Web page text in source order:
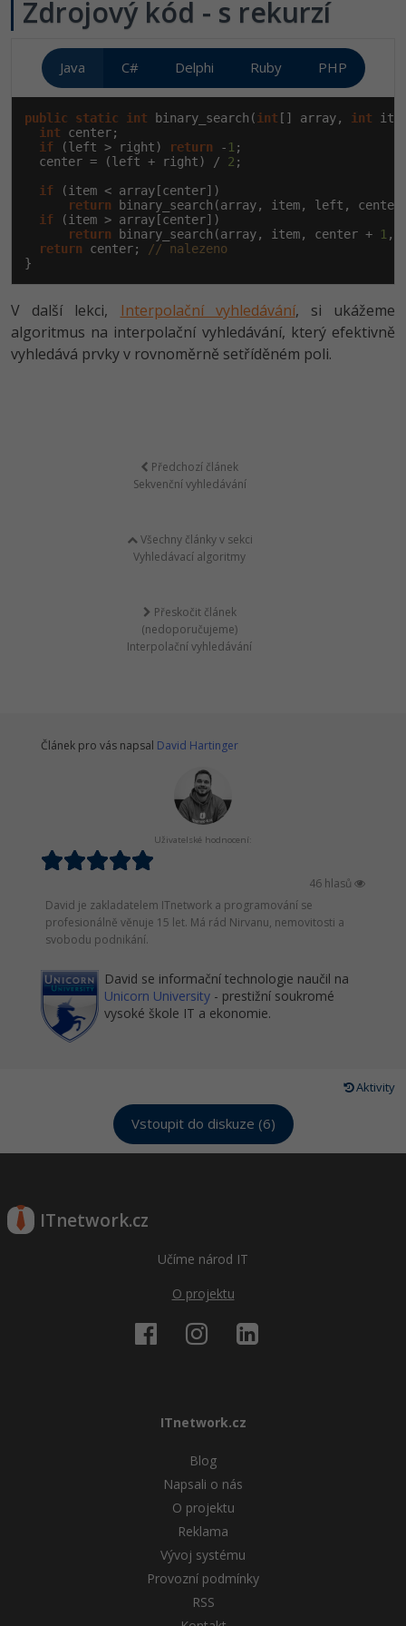
Zdrojový kód - s rekurzí
Java C# Delphi Ruby PHP
public static int binary_search(int [] array, int
int center;
if (left > right) return - 1 ;
  center = (left + right) /
2 ;
if (item < array[center])
return binary_search(array, item, left,
if (item > array[center])
return binary_search(array, item, center + 1 ,
return center;
// nalezeno
}
V další lekci, Interpolační vyhledávání, si ukážeme
algoritmus na interpolační vyhledávání, který efektivně
vyhledává prvky v rovnoměrně setříděném poli.
Předchozí článek
Sekvenční vyhledávání
Všechny články v sekci
Vyhledávací algoritmy
Přeskočit článek
(nedoporučujeme)
Interpolační vyhledávání
Článek pro vás napsal David Hartinger
Uživatelské hodnocení:
46 hlasů
David je zakladatelem ITnetwork a programování se
profesionálně věnuje 15 let. Má rád Nirvanu, nemovitosti a
svobodu podnikání.
David se informační technologie naučil na
Unicorn University - prestižní soukromé
vysoké škole IT a ekonomie.
Aktivity
Vstoupit do diskuze (6)
ITnetwork.cz
Učíme národ IT
O projektu
ITnetwork.cz
Blog
Napsali o nás
O projektu
Reklama
Vývoj systému
Provozní podmínky
RSS